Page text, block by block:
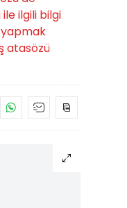
ilgili bilgi
yapmak
atasözü